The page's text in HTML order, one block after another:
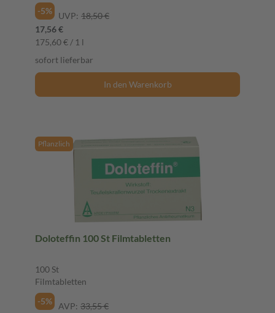
-5%
UVP: 18,50 €
17,56 €
175,60 € / 1 l
sofort lieferbar
In den Warenkorb
Pflanzlich
Doloteffin 100 St Filmtabletten
100 St
Filmtabletten
-5%
AVP: 33,55 €